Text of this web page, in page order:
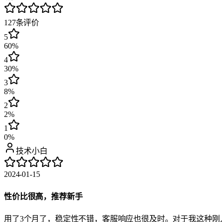
127条评价
5
60%
4
30%
3
8%
2
2%
1
0%
技术小白
2024-01-15
性价比很高，推荐新手
用了3个月了，稳定性不错，客服响应也很及时。对于我这种刚